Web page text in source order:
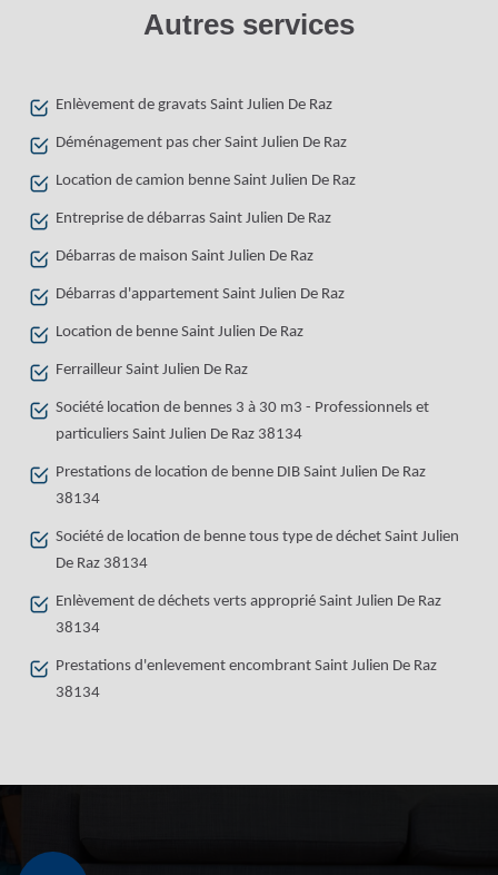
Autres services
Enlèvement de gravats Saint Julien De Raz
Déménagement pas cher Saint Julien De Raz
Location de camion benne Saint Julien De Raz
Entreprise de débarras Saint Julien De Raz
Débarras de maison Saint Julien De Raz
Débarras d'appartement Saint Julien De Raz
Location de benne Saint Julien De Raz
Ferrailleur Saint Julien De Raz
Société location de bennes 3 à 30 m3 - Professionnels et
particuliers Saint Julien De Raz 38134
Prestations de location de benne DIB Saint Julien De Raz
38134
Société de location de benne tous type de déchet Saint Julien
De Raz 38134
Enlèvement de déchets verts approprié Saint Julien De Raz
38134
Prestations d'enlevement encombrant Saint Julien De Raz
38134